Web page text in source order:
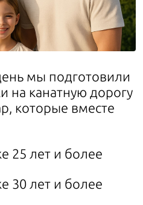
мы подготовили
на канатную дорогу
которые вместе
25 лет и более
30 лет и более